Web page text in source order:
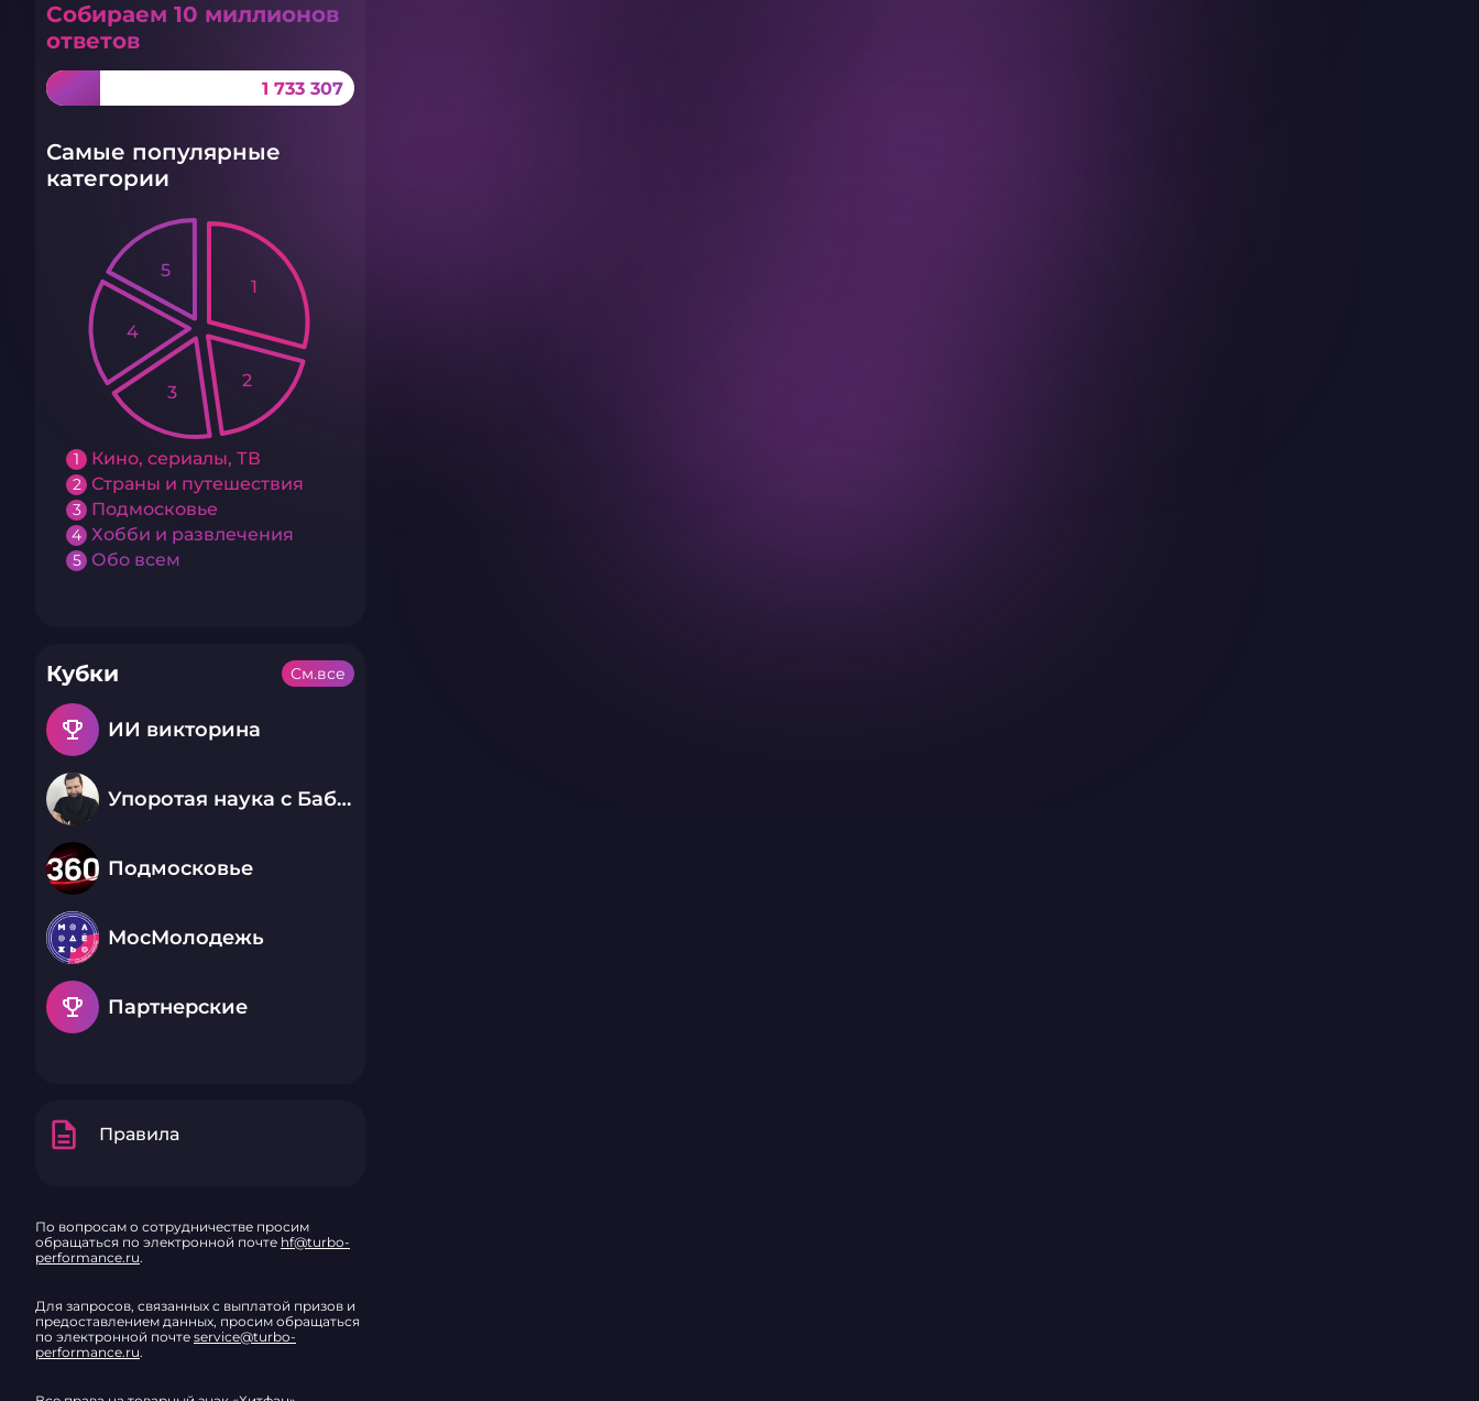
Собираем 10 миллионов
ответов
1 733 307
Самые популярные
категории
1 Кино, сериалы, ТВ
2 Страны и путешествия
3 Подмосковье
4 Хобби и развлечения
5 Обо всем
1
2
3
4
5
Кубки
emoji_events ИИ викторина
Упоротая наука с Бабаем Лютым
Подмосковье
МосМолодежь
emoji_events Партнерские
См.все
description Правила
По вопросам о сотрудничестве просим
обращаться по электронной почте hf@turbo-
performance.ru.
Для запросов, связанных с выплатой призов и
предоставлением данных, просим обращаться
по электронной почте service@turbo-
performance.ru.